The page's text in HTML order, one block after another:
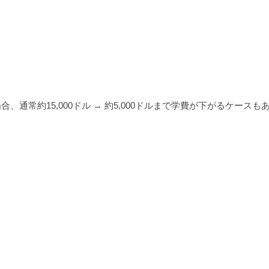
、通常約15,000ドル → 約5,000ドルまで学費が下がるケースも